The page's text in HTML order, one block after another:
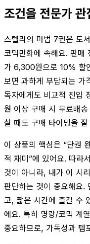
조건을 전문가 관
스텔라의 마법 7권은 도
코믹만화에 속해요. 판
가 6,300원으로 10% 할
보면 과하게 부담되는 가
독자에게도 비교적 진입
원 이상 구매 시 무료배
살 때도 구매 타이밍을
이 상품의 핵심은 “단권
적 재미”에 있어요. 따라
것이 아니라, 내가 이 시
판단하는 것이 중요해요.
고, 짧은 시간에 즐길 수
에요. 특히 명랑/코믹 계
중요하므로, 가독성과 템